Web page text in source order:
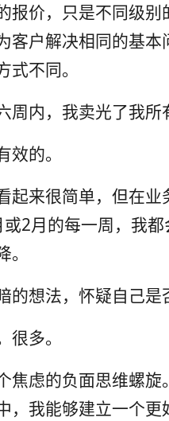
报价，只是不同级
客户解决相同的基
式不同。
周内，我卖光了我所
效的。
起来很简单，但在
2月的每一周，我
的想法，怀疑自己
很多。
焦虑的负面思维螺
，我能够建立一个